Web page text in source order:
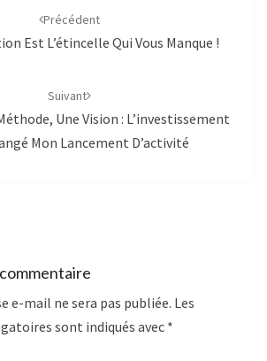
Précédent
Est L’étincelle Qui Vous Manque !
Suivant
Une Vision : L’investissement
Mon Lancement D’activité
e-mail ne sera pas publiée. Les
sont indiqués avec *